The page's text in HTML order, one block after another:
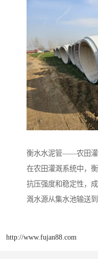
衡水水泥管——农田灌
在农田灌溉系统中，
抗压强度和稳定性，
溉水源从集水池输送
http://www.fujan88.com